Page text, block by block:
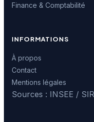
Finance & Comptabilité
INFORMATIONS
À propos
Contact
Mentions légales
Sources : INSEE /